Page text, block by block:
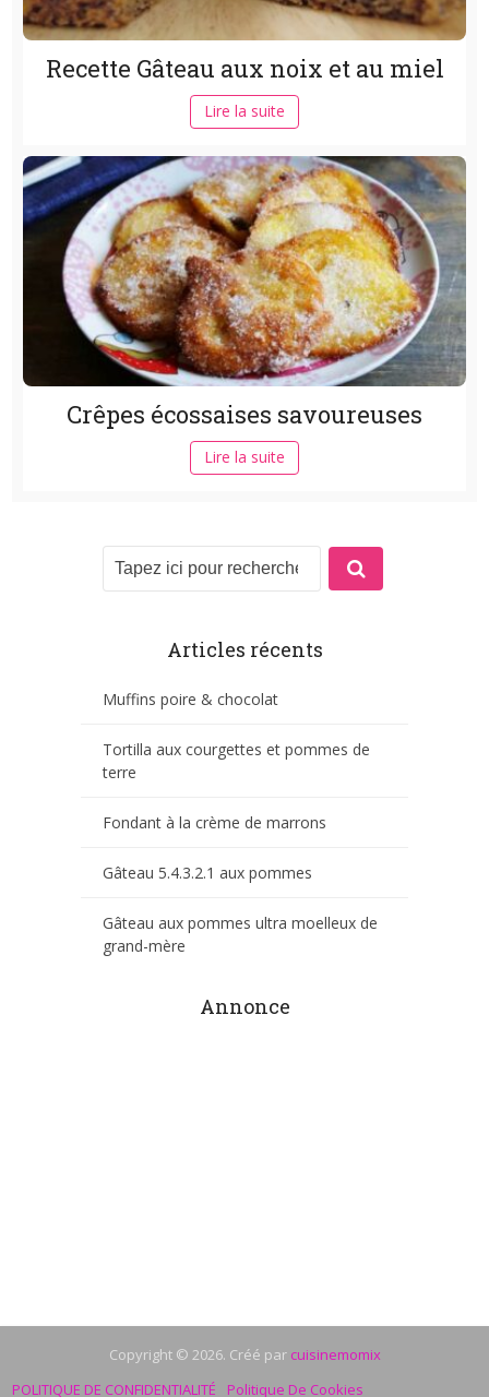
Recette Gâteau aux noix et au miel
Lire la suite
Crêpes écossaises savoureuses
Lire la suite
Articles récents
Muffins poire & chocolat
Tortilla aux courgettes et pommes de
terre
Fondant à la crème de marrons
Gâteau 5.4.3.2.1 aux pommes
Gâteau aux pommes ultra moelleux de
grand-mère
Annonce
Copyright © 2026. Créé par cuisinemomix
POLITIQUE DE CONFIDENTIALITÉ
Politique De Cookies